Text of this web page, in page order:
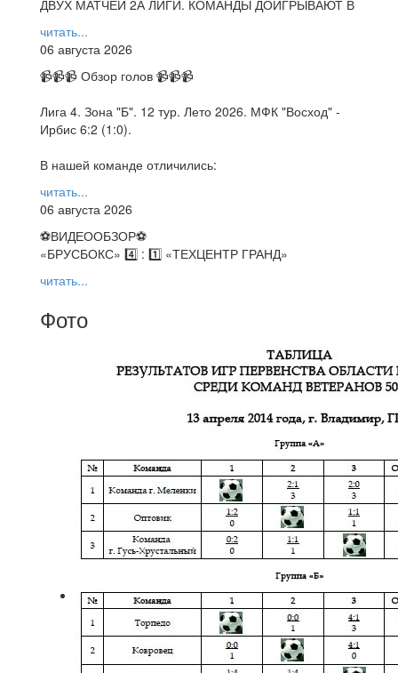
ДВУХ МАТЧЕЙ 2А ЛИГИ. КОМАНДЫ ДОИГРЫВАЮТ В
читать...
06 августа 2026
📹📹📹 Обзор голов 📹📹📹
Лига 4. Зона "Б". 12 тур. Лето 2026. МФК "Восход" -
Ирбис 6:2 (1:0).
В нашей команде отличились:
читать...
06 августа 2026
⚽️ВИДЕООБЗОР⚽️
«БРУСБОКС» 4️⃣ : 1️⃣ «ТЕХЦЕНТР ГРАНД»
читать...
Фото